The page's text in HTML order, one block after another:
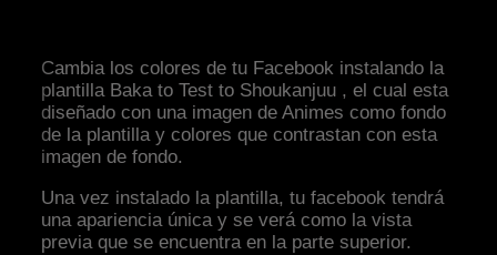
Cambia los colores de tu Facebook instalando la
plantilla Baka to Test to Shoukanjuu , el cual esta
diseñado con una imagen de Animes como fondo
de la plantilla y colores que contrastan con esta
imagen de fondo.
Una vez instalado la plantilla, tu facebook tendrá
una apariencia única y se verá como la vista
previa que se encuentra en la parte superior.